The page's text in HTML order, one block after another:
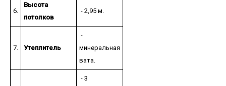
6.
Высота
потолков
- 2,95 м.
7. Утеплитель
-
минеральная
вата.
- 3